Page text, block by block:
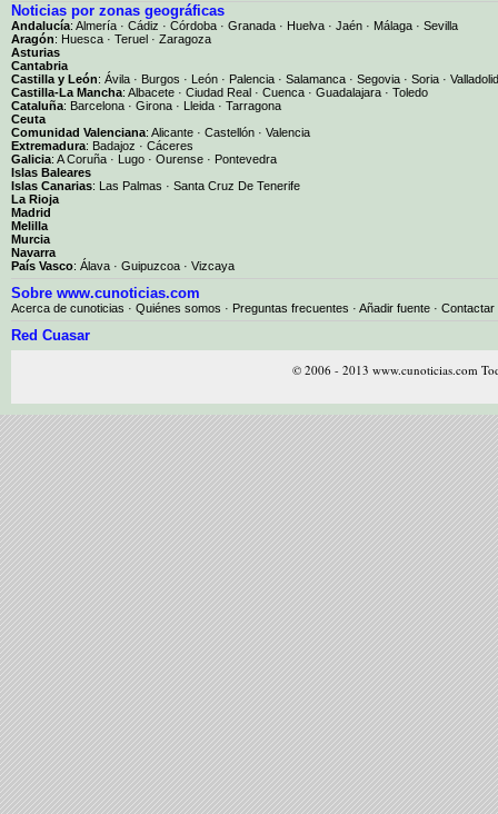
Noticias por zonas geográficas
Andalucía: Almería · Cádiz · Córdoba · Granada · Huelva · Jaén · Málaga · Sevilla
Aragón: Huesca · Teruel · Zaragoza
Asturias
Cantabria
Castilla y León: Ávila · Burgos · León · Palencia · Salamanca · Segovia · Soria · Valladolid
Castilla-La Mancha: Albacete · Ciudad Real · Cuenca · Guadalajara · Toledo
Cataluña: Barcelona · Girona · Lleida · Tarragona
Ceuta
Comunidad Valenciana: Alicante · Castellón · Valencia
Extremadura: Badajoz · Cáceres
Galicia: A Coruña · Lugo · Ourense · Pontevedra
Islas Baleares
Islas Canarias: Las Palmas · Santa Cruz De Tenerife
La Rioja
Madrid
Melilla
Murcia
Navarra
País Vasco: Álava · Guipuzcoa · Vizcaya
Sobre www.cunoticias.com
Acerca de cunoticias · Quiénes somos · Preguntas frecuentes · Añadir fuente · Contactar
Red Cuasar
© 2006 - 2013 www.cunoticias.com